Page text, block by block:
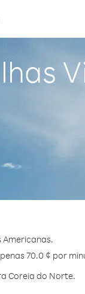
Americanas.
70.0 ¢ por
Coreia do Norte.